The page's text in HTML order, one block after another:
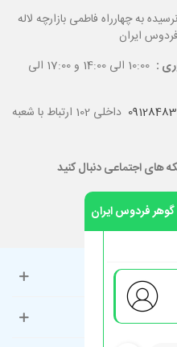
به چهارراه فاطمی بازارچه لاله
:
10:00 الی 14:00 و 17:00 الی
داخلی 102 ارتباط با شعبه
های اجتماعی دنبال کنید
گوهر فردوس ایران